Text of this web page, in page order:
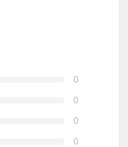
0
0
0
0